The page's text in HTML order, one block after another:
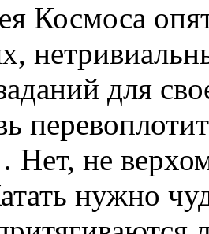
Космоса
для
Нет, не
нужно